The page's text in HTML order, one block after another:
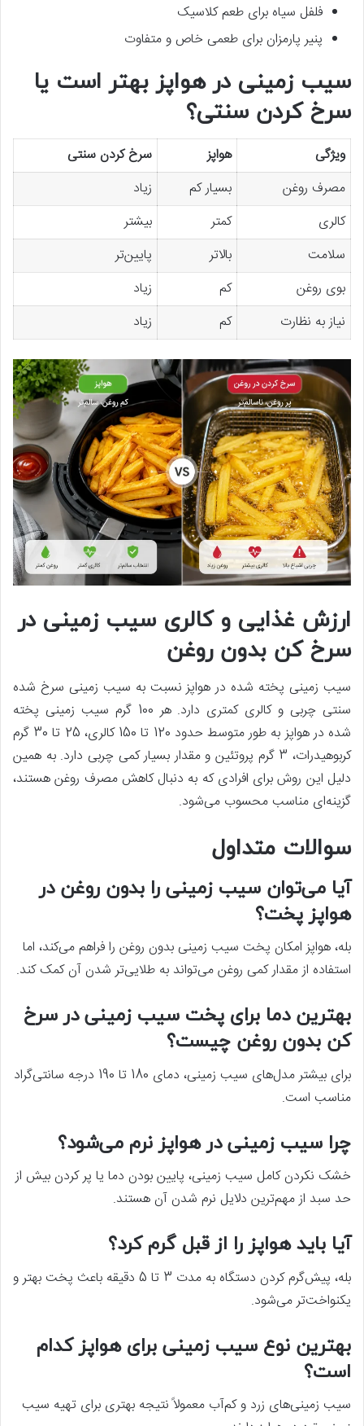
فلفل سیاه برای طعم کلاسیک
پنیر پارمزان برای طعمی خاص و متفاوت
سیب زمینی در هواپز بهتر است یا
سرخ کردن سنتی؟
ویژگی هواپز
سرخ کردن سنتی
مصرف روغن
بسیار کم
زیاد
کالری
کمتر
بیشتر
سلامت
بالاتر
پایین‌تر
بوی روغن
کم
زیاد
نیاز به نظارت
کم زیاد
ارزش غذایی و کالری سیب زمینی در
سرخ کن بدون روغن
سیب زمینی پخته شده در هواپز نسبت به سیب زمینی سرخ شده
سنتی چربی و کالری کمتری دارد. هر 100 گرم سیب زمینی پخته
شده در هواپز به طور متوسط حدود 120 تا 150 کالری، 25 تا 30 گرم
کربوهیدرات، 3 گرم پروتئین و مقدار بسیار کمی چربی دارد. به همین
دلیل این روش برای افرادی که به دنبال کاهش مصرف روغن هستند،
گزینه‌ای مناسب محسوب می‌شود.
سوالات متداول
آیا می‌توان سیب زمینی را بدون روغن در
هواپز پخت؟
بله، هواپز امکان پخت سیب زمینی بدون روغن را فراهم می‌کند، اما
استفاده از مقدار کمی روغن می‌تواند به طلایی‌تر شدن آن کمک کند.
بهترین دما برای پخت سیب زمینی در سرخ
کن بدون روغن چیست؟
برای بیشتر مدل‌های سیب زمینی، دمای 180 تا 190 درجه سانتی‌گراد
مناسب است.
چرا سیب زمینی در هواپز نرم می‌شود؟
خشک نکردن کامل سیب زمینی، پایین بودن دما یا پر کردن بیش از
حد سبد از مهم‌ترین دلایل نرم شدن آن هستند.
آیا باید هواپز را از قبل گرم کرد؟
بله، پیش‌گرم کردن دستگاه به مدت 3 تا 5 دقیقه باعث پخت بهتر و
یکنواخت‌تر می‌شود.
بهترین نوع سیب زمینی برای هواپز کدام
است؟
سیب زمینی‌های زرد و کم‌آب معمولاً نتیجه بهتری برای تهیه سیب